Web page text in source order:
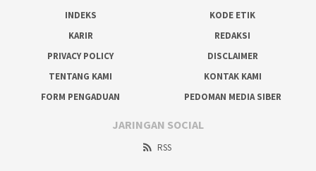
INDEKS
KODE ETIK
KARIR
REDAKSI
PRIVACY POLICY
DISCLAIMER
TENTANG KAMI
KONTAK KAMI
FORM PENGADUAN
PEDOMAN MEDIA SIBER
JARINGAN SOCIAL
RSS